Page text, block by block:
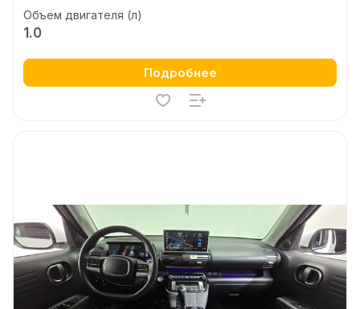
Объем двигателя (л)
1.0
Подробнее